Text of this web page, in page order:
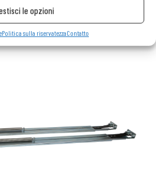
le opzioni
Politica sulla riservatezzaContatto